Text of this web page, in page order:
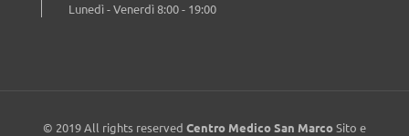
Lunedì - Venerdì 8:00 - 19:00
© 2019 All rights reserved Centro Medico San MarcoSito e